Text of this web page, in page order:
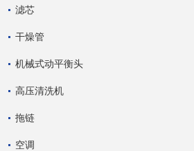
滤芯
干燥管
机械式动平衡头
高压清洗机
拖链
空调